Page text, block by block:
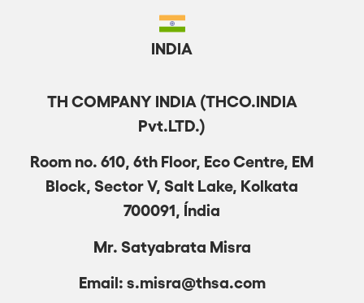
INDIA
TH COMPANY INDIA (THCO.INDIA
Pvt.LTD.)
Room no. 610, 6th Floor, Eco Centre, EM
Block, Sector V, Salt Lake, Kolkata
700091, Índia
Mr. Satyabrata Misra
Email: s.misra@thsa.com